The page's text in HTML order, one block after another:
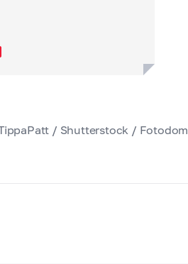
/ Shutterstock / Fotodom